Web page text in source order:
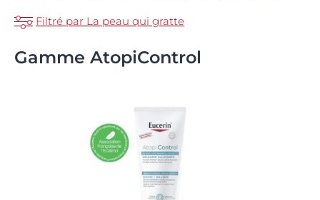
Filtré par La peau qui gratte
Gamme AtopiControl